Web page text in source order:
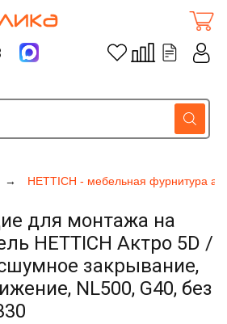
HETTICH - мебельная фурнитура
для монтажа на
HETTICH Актро 5D /
закрывание,
NL500, G40, без